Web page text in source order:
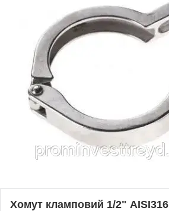
Хомут кламповий 1/2" AISI316